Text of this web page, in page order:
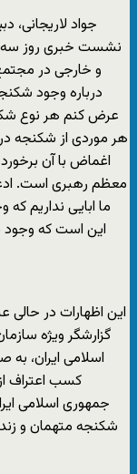
جواد لاريجانى،
و خارجى در
درباره وجود
عرض کنم هر نوع
هر موردى از شکنجه
اغماض با آن
معظم رهبرى است.
ما ابايى نداريم
اين است که وجود
اين اظهارات در
گزارشگر ويژه
اسلامى ايران،
کسب اعتراف
جمهورى اسلامى
شکنجه متهمان و